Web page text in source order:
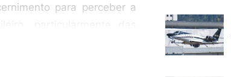
para perceber a